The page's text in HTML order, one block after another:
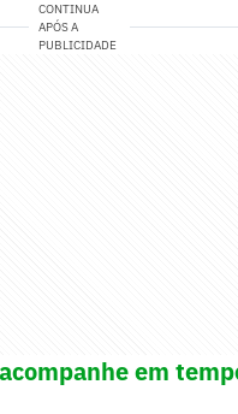
CONTINUA
APÓS A
PUBLICIDADE
em